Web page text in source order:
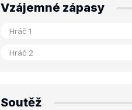
Vzájemné zápasy
Soutěž